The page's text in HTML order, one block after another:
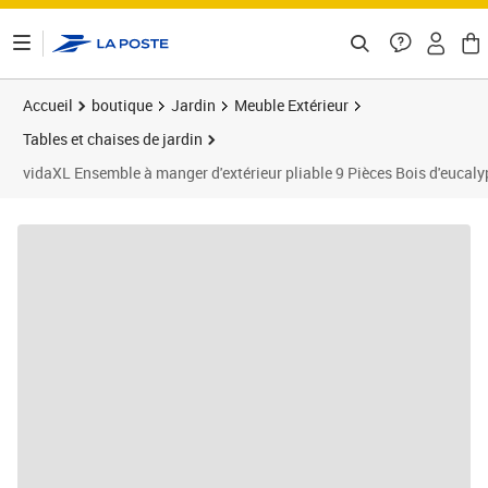
Accueil boutique Jardin
Meuble Extérieur
Tables et chaises de jardin
vidaXL Ensemble à manger d'extérieur pliable 9 Pièces Bois